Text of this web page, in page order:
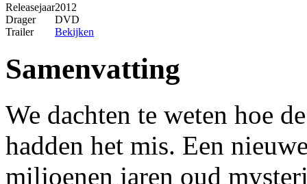
Releasejaar2012
Drager
DVD
Trailer
Bekijken
Samenvatting
We dachten te weten hoe
hadden het mis. Een
miljoenen jaren oud